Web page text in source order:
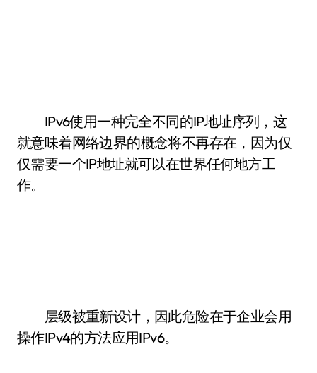
IPv6使用一种完全不同的IP地址序列，这
就意味着网络边界的概念将不再存在，因为仅
仅需要一个IP地址就可以在世界任何地方工
作。
层级被重新设计，因此危险在于企业会用
操作IPv4的方法应用IPv6。